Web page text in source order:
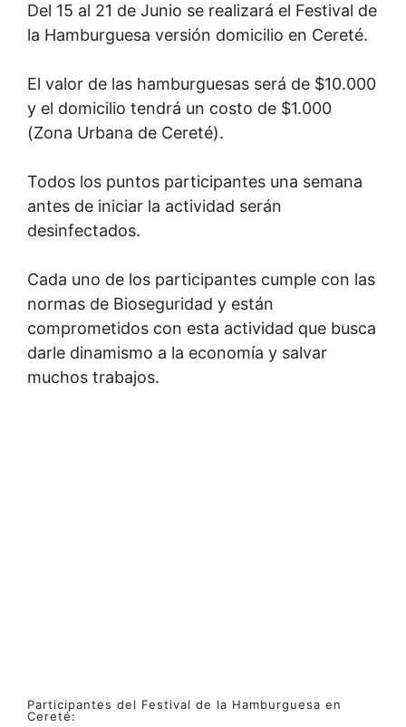
Del 15 al 21 de Junio se realizará el Festival de
la Hamburguesa versión domicilio en Cereté.
El valor de las hamburguesas será de $10.000
y el domicilio tendrá un costo de $1.000
(Zona Urbana de Cereté).
Todos los puntos participantes una semana
antes de iniciar la actividad serán
desinfectados.
Cada uno de los participantes cumple con las
normas de Bioseguridad y están
comprometidos con esta actividad que busca
darle dinamismo a la economía y salvar
muchos trabajos.
Participantes del Festival de la Hamburguesa en
Cereté: